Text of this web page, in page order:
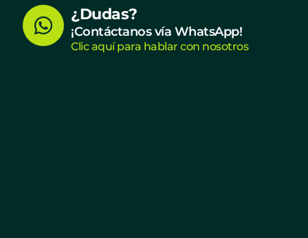
W
h
¿Dudas?
¡Contáctanos vía WhatsApp!
Clic aquí para hablar con nosotros